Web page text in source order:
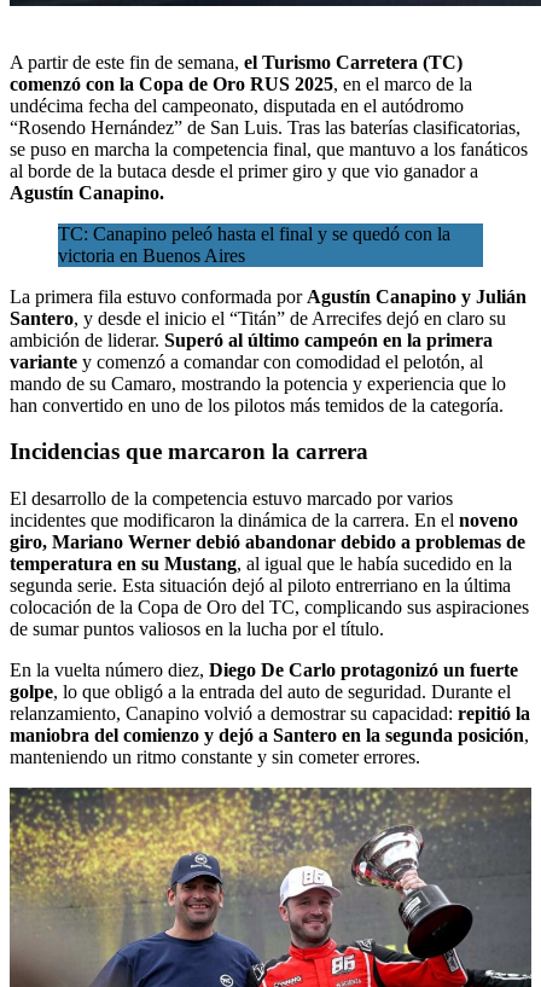
A partir de este fin de semana, el Turismo Carretera (TC)
comenzó con la Copa de Oro RUS 2025, en el marco de la
undécima fecha del campeonato, disputada en el autódromo
“Rosendo Hernández” de San Luis. Tras las baterías clasificatorias,
se puso en marcha la competencia final, que mantuvo a los fanáticos
al borde de la butaca desde el primer giro y que vio ganador a
Agustín Canapino.
TC: Canapino peleó hasta el final y se quedó con la
victoria en Buenos Aires
La primera fila estuvo conformada por Agustín Canapino y Julián
Santero, y desde el inicio el “Titán” de Arrecifes dejó en claro su
ambición de liderar. Superó al último campeón en la primera
variante y comenzó a comandar con comodidad el pelotón, al
mando de su Camaro, mostrando la potencia y experiencia que lo
han convertido en uno de los pilotos más temidos de la categoría.
Incidencias que marcaron la carrera
El desarrollo de la competencia estuvo marcado por varios
incidentes que modificaron la dinámica de la carrera. En el noveno
giro, Mariano Werner debió abandonar debido a problemas de
temperatura en su Mustang, al igual que le había sucedido en la
segunda serie. Esta situación dejó al piloto entrerriano en la última
colocación de la Copa de Oro del TC, complicando sus aspiraciones
de sumar puntos valiosos en la lucha por el título.
En la vuelta número diez, Diego De Carlo protagonizó un fuerte
golpe, lo que obligó a la entrada del auto de seguridad. Durante el
relanzamiento, Canapino volvió a demostrar su capacidad: repitió la
maniobra del comienzo y dejó a Santero en la segunda posición,
manteniendo un ritmo constante y sin cometer errores.